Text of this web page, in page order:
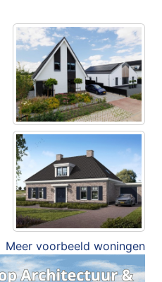
Meer voorbeeld woningen